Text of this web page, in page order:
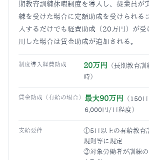
期教育訓練休暇制度を導入し、従業員が
練を受けた場合に定額助成を受けられる
入するだけでも経費助成（20万円）が受
用した場合は賃金助成が追加される。
制度導入経費助成 20万円
（長期教育
時）
賃金助成（有給の場合） 最大90万円
（150
6,000円/日程度）
支給要件
①5日以上の有給教育
規則等に規定
②対象労働者が訓練